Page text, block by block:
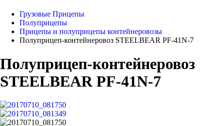
Грузовые Прицепы
Полуприцепы
Прицепы и полуприцепы контейнеровозы
Полуприцеп-контейнеровоз STEELBEAR PF-41N-7
Полуприцеп-контейнеровоз
STEELBEAR PF-41N-7